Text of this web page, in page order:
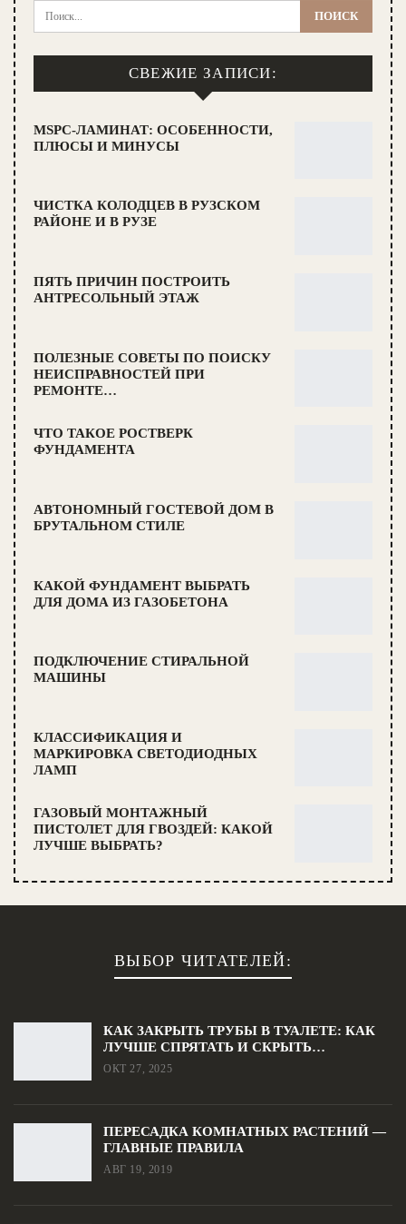
СВЕЖИЕ ЗАПИСИ:
MSPC-ЛАМИНАТ: ОСОБЕННОСТИ,
ПЛЮСЫ И МИНУСЫ
ЧИСТКА КОЛОДЦЕВ В РУЗСКОМ
РАЙОНЕ И В РУЗЕ
ПЯТЬ ПРИЧИН ПОСТРОИТЬ
АНТРЕСОЛЬНЫЙ ЭТАЖ
ПОЛЕЗНЫЕ СОВЕТЫ ПО ПОИСКУ
НЕИСПРАВНОСТЕЙ ПРИ
РЕМОНТЕ…
ЧТО ТАКОЕ РОСТВЕРК
ФУНДАМЕНТА
АВТОНОМНЫЙ ГОСТЕВОЙ ДОМ В
БРУТАЛЬНОМ СТИЛЕ
КАКОЙ ФУНДАМЕНТ ВЫБРАТЬ
ДЛЯ ДОМА ИЗ ГАЗОБЕТОНА
ПОДКЛЮЧЕНИЕ СТИРАЛЬНОЙ
МАШИНЫ
КЛАССИФИКАЦИЯ И
МАРКИРОВКА СВЕТОДИОДНЫХ
ЛАМП
ГАЗОВЫЙ МОНТАЖНЫЙ
ПИСТОЛЕТ ДЛЯ ГВОЗДЕЙ: КАКОЙ
ЛУЧШЕ ВЫБРАТЬ?
ВЫБОР ЧИТАТЕЛЕЙ:
КАК ЗАКРЫТЬ ТРУБЫ В ТУАЛЕТЕ: КАК
ЛУЧШЕ СПРЯТАТЬ И СКРЫТЬ…
ОКТ 27, 2025
ПЕРЕСАДКА КОМНАТНЫХ РАСТЕНИЙ —
ГЛАВНЫЕ ПРАВИЛА
АВГ 19, 2019